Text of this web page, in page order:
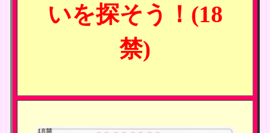
いを探そう！(18
禁)